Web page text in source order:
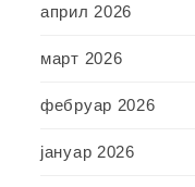
април 2026
март 2026
фебруар 2026
јануар 2026